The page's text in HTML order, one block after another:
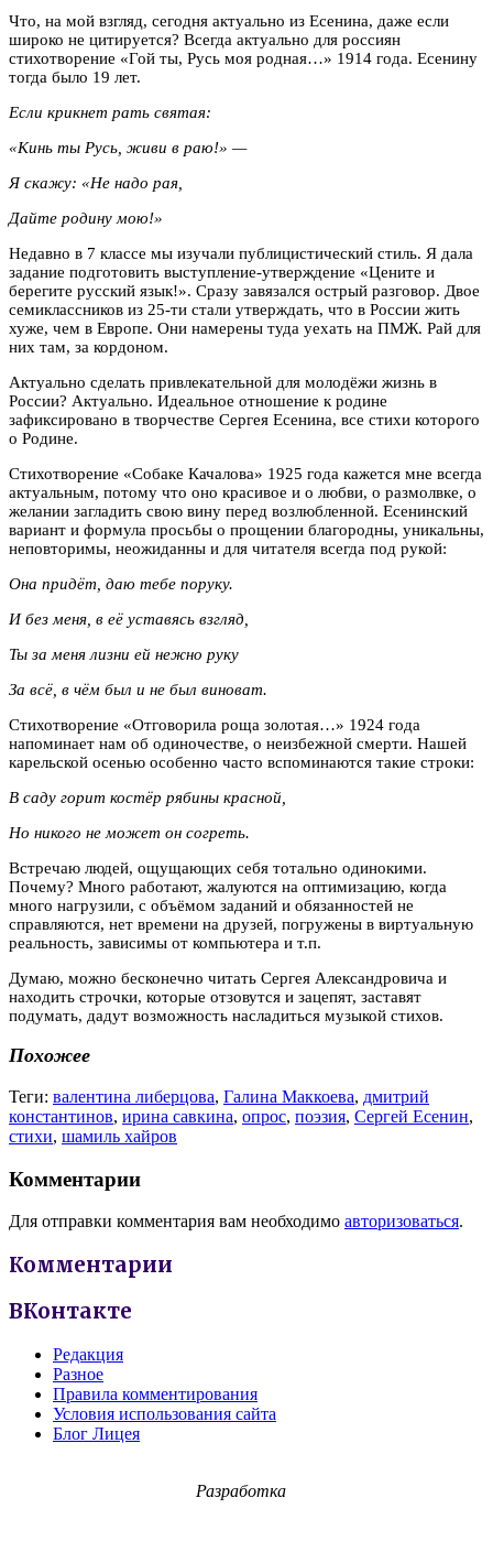
Что, на мой взгляд, сегодня актуально из Есенина, даже если
широко не цитируется? Всегда актуально для россиян
стихотворение «Гой ты, Русь моя родная…» 1914 года. Есенину
тогда было 19 лет.
Если крикнет рать святая:
«Кинь ты Русь, живи в раю!» —
Я скажу: «Не надо рая,
Дайте родину мою!»
Недавно в 7 классе мы изучали публицистический стиль. Я дала
задание подготовить выступление-утверждение «Цените и
берегите русский язык!». Сразу завязался острый разговор. Двое
семиклассников из 25-ти стали утверждать, что в России жить
хуже, чем в Европе. Они намерены туда уехать на ПМЖ. Рай для
них там, за кордоном.
Актуально сделать привлекательной для молодёжи жизнь в
России? Актуально. Идеальное отношение к родине
зафиксировано в творчестве Сергея Есенина, все стихи которого
о Родине.
Стихотворение «Собаке Качалова» 1925 года кажется мне всегда
актуальным, потому что оно красивое и о любви, о размолвке, о
желании загладить свою вину перед возлюбленной. Есенинский
вариант и формула просьбы о прощении благородны, уникальны,
неповторимы, неожиданны и для читателя всегда под рукой:
Она придёт, даю тебе поруку.
И без меня, в её уставясь взгляд,
Ты за меня лизни ей нежно руку
За всё, в чём был и не был виноват.
Стихотворение «Отговорила роща золотая…» 1924 года
напоминает нам об одиночестве, о неизбежной смерти. Нашей
карельской осенью особенно часто вспоминаются такие строки:
В саду горит костёр рябины красной,
Но никого не может он согреть.
Встречаю людей, ощущающих себя тотально одинокими.
Почему? Много работают, жалуются на оптимизацию, когда
много нагрузили, с объёмом заданий и обязанностей не
справляются, нет времени на друзей, погружены в виртуальную
реальность, зависимы от компьютера и т.п.
Думаю, можно бесконечно читать Сергея Александровича и
находить строчки, которые отзовутся и зацепят, заставят
подумать, дадут возможность насладиться музыкой стихов.
Похожее
Теги: валентина либерцова, Галина Маккоева, дмитрий
константинов, ирина савкина, опрос, поэзия, Сергей Есенин,
стихи, шамиль хайров
Комментарии
Для отправки комментария вам необходимо авторизоваться.
Комментарии
ВКонтакте
Редакция
Разное
Правила комментирования
Условия использования сайта
Блог Лицея
Разработка